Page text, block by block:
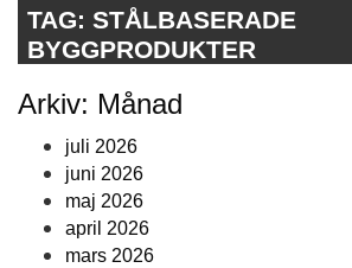
TAG: STÅLBASERADE
BYGGPRODUKTER
Arkiv: Månad
juli 2026
juni 2026
maj 2026
april 2026
mars 2026